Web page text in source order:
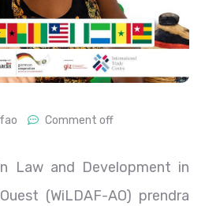
Comment off
Law and Development in
(WiLDAF-AO) prendra